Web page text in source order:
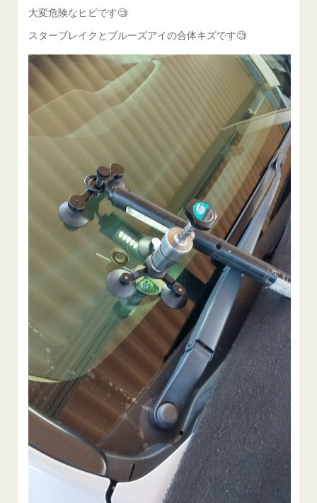
大変危険なヒビです🧐
スターブレイクとブルーズアイの合体キズです🧐